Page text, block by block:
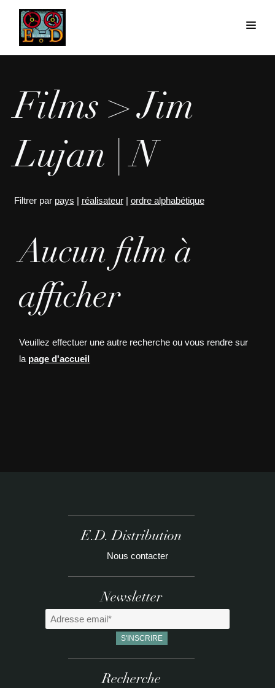
Films > Jim
Lujan | N
Filtrer par pays | réalisateur| ordre alphabétique
Aucun film à
afficher
Veuillez effectuer une autre recherche ou vous rendre sur
la page d'accueil
E.D. Distribution
Nous contacter
Newsletter
Recherche